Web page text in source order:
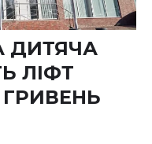
ДИТЯЧА
ЛІФТ